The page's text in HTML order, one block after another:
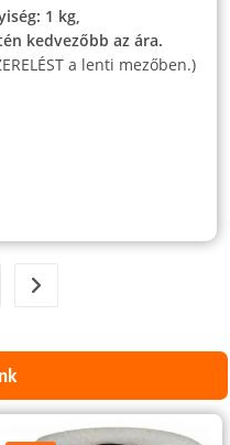
1 kg,
kedvezőbb az ára.
a lenti mezőben.)